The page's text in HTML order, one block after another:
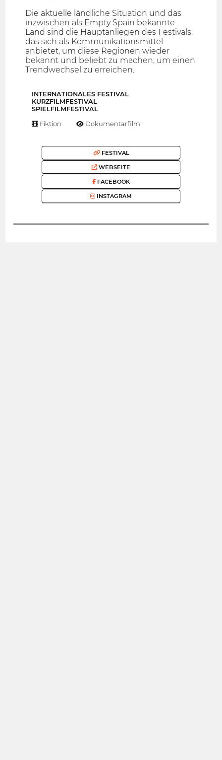
Die aktuelle ländliche Situation und das
inzwischen als Empty Spain bekannte
Land sind die Hauptanliegen des Festivals,
das sich als Kommunikationsmittel
anbietet, um diese Regionen wieder
bekannt und beliebt zu machen, um einen
Trendwechsel zu erreichen.
INTERNATIONALES FESTIVAL
KURZFILMFESTIVAL
SPIELFILMFESTIVAL
Fiktion Dokumentarfilm
FESTIVAL
WEBSEITE
FACEBOOK
INSTAGRAM